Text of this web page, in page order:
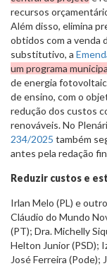
recursos
Além disso, elimina
obtidos com a venda
substitutivo, a
um programa
de energia
de ensino, com o
redução dos custos
renováveis. No
234/2025 também
antes pela redação
Reduzir custos e
Irlan Melo (PL) e
Cláudio do Mundo
(PT); Dra. Michelly
Helton Junior (PSD);
José Ferreira (Pode);